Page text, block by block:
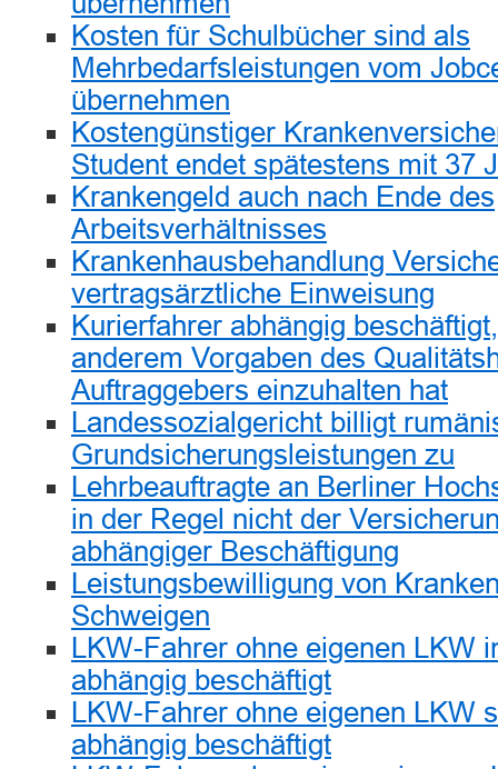
Kosten für Schulbücher sind als
Mehrbedarfsleistungen vom
übernehmen
Kostengünstiger
Student endet spätestens mit 37
Krankengeld auch nach Ende des
Arbeitsverhältnisses
Krankenhausbehandlung
vertragsärztliche Einweisung
Kurierfahrer abhängig
anderem Vorgaben des
Auftraggebers einzuhalten hat
Landessozialgericht billigt
Grundsicherungsleistungen zu
Lehrbeauftragte an Berliner
in der Regel nicht der
abhängiger Beschäftigung
Leistungsbewilligung von
Schweigen
LKW-Fahrer ohne eigenen LKW
abhängig beschäftigt
LKW-Fahrer ohne eigenen LKW
abhängig beschäftigt